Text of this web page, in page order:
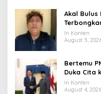
Akal Bulus
Uang
In Konten
August 5,
Bertemu
Duka Cita
Tahun ke
In Konten
August 4, 2026